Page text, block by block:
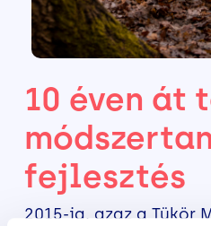
10 éven át
fejlesztés
2015-ig, azaz a Tükör